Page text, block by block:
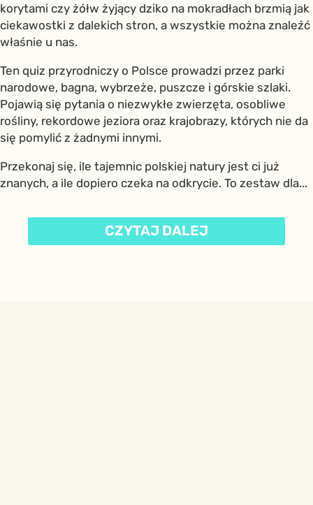
korytami czy żółw żyjący dziko na mokradłach brzmią jak
ciekawostki z dalekich stron, a wszystkie można znaleźć
właśnie u nas.
Ten quiz przyrodniczy o Polsce prowadzi przez parki
narodowe, bagna, wybrzeże, puszcze i górskie szlaki.
Pojawią się pytania o niezwykłe zwierzęta, osobliwe
rośliny, rekordowe jeziora oraz krajobrazy, których nie da
się pomylić z żadnymi innymi.
Przekonaj się, ile tajemnic polskiej natury jest ci już
znanych, a ile dopiero czeka na odkrycie. To zestaw dla...
CZYTAJ DALEJ